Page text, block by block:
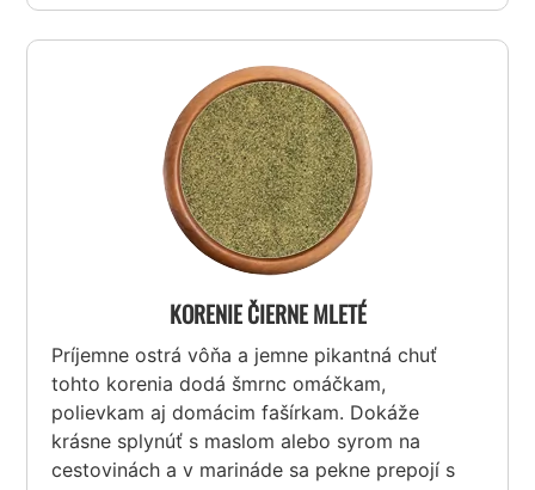
KORENIE ČIERNE MLETÉ
Príjemne ostrá vôňa a jemne pikantná chuť
tohto korenia dodá šmrnc omáčkam,
polievkam aj domácim fašírkam. Dokáže
krásne splynúť s maslom alebo syrom na
cestovinách a v marináde sa pekne prepojí s